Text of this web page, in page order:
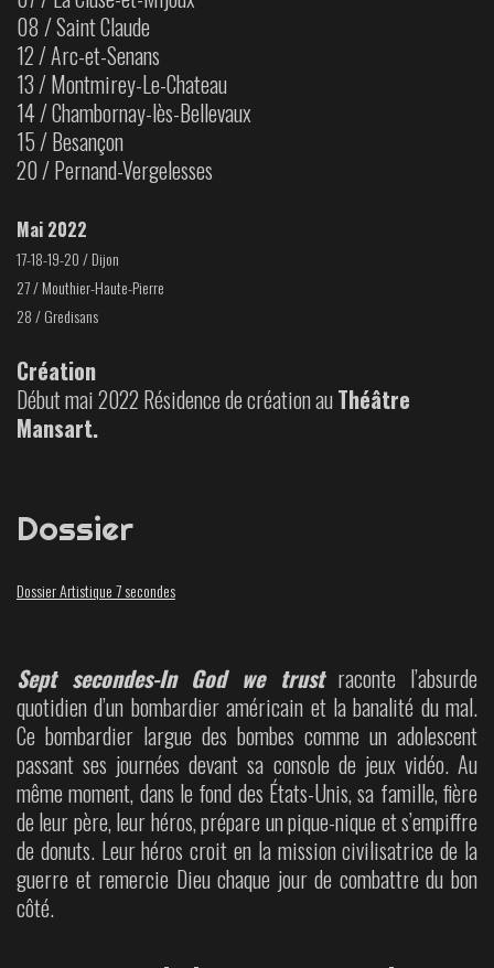
08 / Saint Claude
12 / Arc-et-Senans
13 / Montmirey-Le-Chateau
14 / Chambornay-lès-Bellevaux
15 / Besançon
20 / Pernand-Vergelesses
Mai 2022
17-18-19-20 / Dijon
27 / Mouthier-Haute-Pierre
28 / Gredisans
Création
Début mai 2022 Résidence de création auThéâtre
Mansart.
Dossier
Dossier Artistique 7 secondes
Sept secondes-In God we trustraconte l’absurde
quotidien d’un bombardier américain et la banalité du mal.
Ce bombardier largue des bombes comme un adolescent
passant ses journées devant sa console de jeux vidéo. Au
même moment, dans le fond des États-Unis, sa famille, fière
de leur père, leur héros, prépare un pique-nique et s’empiffre
de donuts. Leur héros croit en la mission civilisatrice de la
guerre et remercie Dieu chaque jour de combattre du bon
côté.